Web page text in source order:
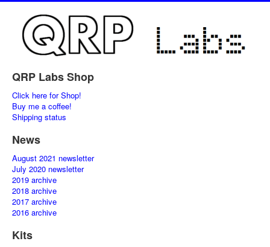
QRP Labs Shop
Click here for Shop!
Buy me a coffee!
Shipping status
News
August 2021 newsletter
July 2020 newsletter
2019 archive
2018 archive
2017 archive
2016 archive
Kits